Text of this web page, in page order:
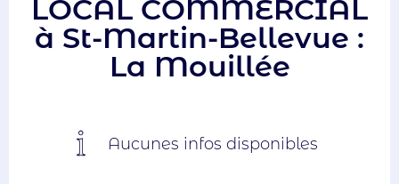
LOCAL COMMERCIAL
à St-Martin-Bellevue :
La Mouillée
Aucunes infos disponibles